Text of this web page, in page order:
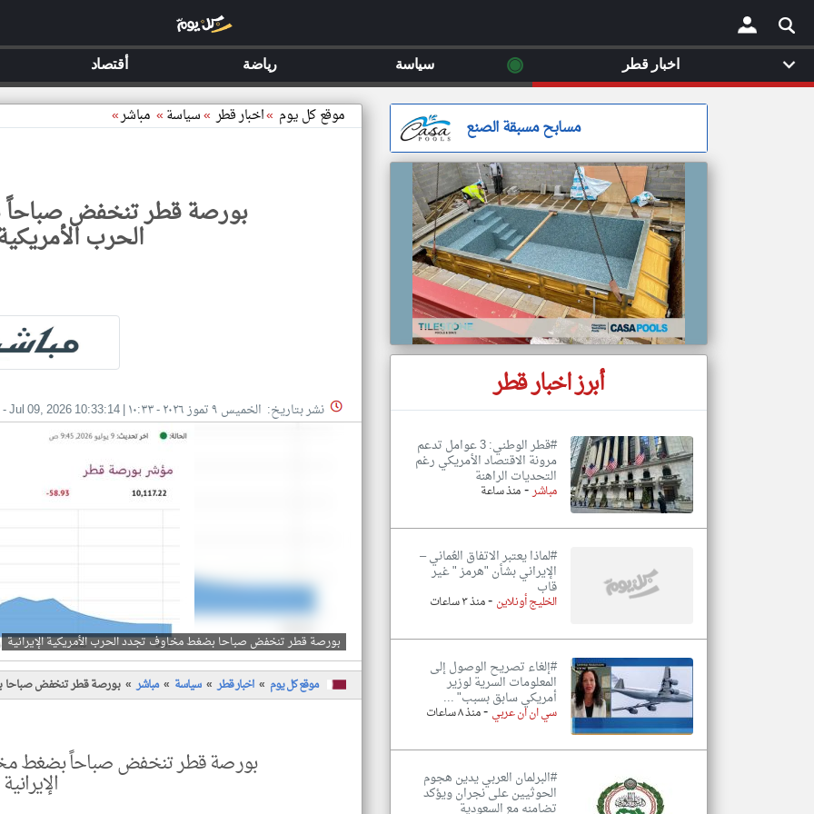
× موقع كل يوم »اخبار قطر »سياسة» مباشر»
بورصة قطر تنخفض
الحرب
نشر بتاريخ: الخميس ٩ تموز ٢٠٢٦ - ١٠:٣٣ |
Jul 09, 2026 10:33:14
-
بورصة قطر تنخفض صباحا بضغط مخاوف تجدد الحرب الأمريكية الإيرانية
موقع كل يوم اخبار قطر سياسة مباشر بورصة قطر تنخفض صباحا
بورصة قطر تنخفض صباحاً بضغط
الإيرانية
مسابح مسبقة الصنع
أبرز اخبار قطر
#قطر الوطني: 3 عوامل تدعم
مرونة الاقتصاد الأمريكي رغم
التحديات الراهنة
مباشر-منذ ساعة
#لماذا يعتبر الاتفاق العُماني –
الإيراني بشأن "هرمز " غير
قاب
الخليج أونلاين -منذ ٣ ساعات
#إلغاء تصريح الوصول إلى
المعلومات السرية لوزير
أمريكي سابق بسبب" ...
سي ان ان عربي-منذ ٨ ساعات
#البرلمان العربي يدين هجوم
الحوثيين على نجران ويؤكد
تضامنه مع السعودية
اخبار قطر ◉ سياسة رياضة أقتصاد